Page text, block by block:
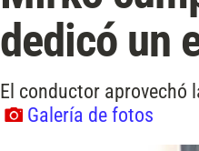
dedicó un
El conductor aprovechó
Galería de fotos